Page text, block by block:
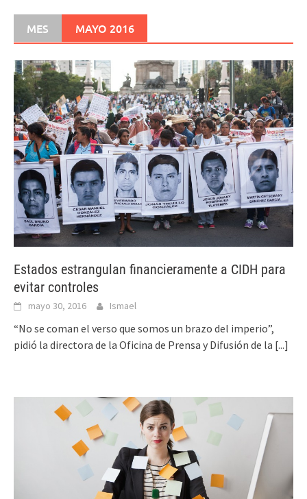
MES MAYO 2016
Estados estrangulan financieramente a CIDH para
evitar controles
mayo 30, 2016 Ismael
“No se coman el verso que somos un brazo del imperio”,
pidió la directora de la Oficina de Prensa y Difusión de la [...]